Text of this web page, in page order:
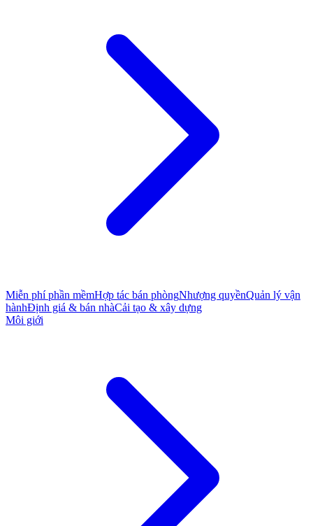
Miễn phí phần mềmHợp tác bán phòngNhượng quyềnQuản lý vận
hànhĐịnh giá & bán nhàCải tạo & xây dựng
Môi giới